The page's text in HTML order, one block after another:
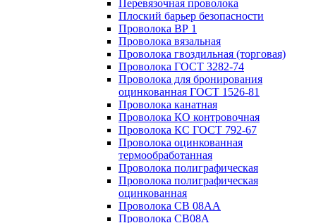
Перевязочная проволока
Плоский барьер безопасности
Проволока ВР 1
Проволока вязальная
Проволока гвоздильная (торговая)
Проволока ГОСТ 3282-74
Проволока для бронирования
оцинкованная ГОСТ 1526-81
Проволока канатная
Проволока КО контровочная
Проволока КС ГОСТ 792-67
Проволока оцинкованная
термообработанная
Проволока полиграфическая
Проволока полиграфическая
оцинкованная
Проволока СВ 08АА
Проволока СВ08А